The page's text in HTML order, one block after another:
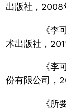
出版社，2008
《李可
术出版社，
《李可
份有限公司，
《所要